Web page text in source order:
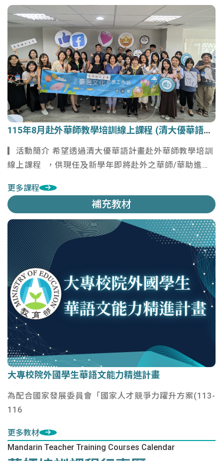
115年8月赴外華師教學培訓線上課程 (清大優華語計畫) 115年8月赴外華師教學培訓線上課程 (清大優華語計畫)
▎活動簡介 希望透過清大優華語計畫赴外華師教學培訓
線上課程 ，供現任及新學年即將赴外之華師/華助進行
更多課程
補充教材
大專校院外國學生華語文能力精進計畫
大專校院外國學生華語文能力精進計畫
為配合國家發展委員會「國家人才競爭力躍升方案(113-
116
更多教材
Mandarin Teacher Training Courses Calendar